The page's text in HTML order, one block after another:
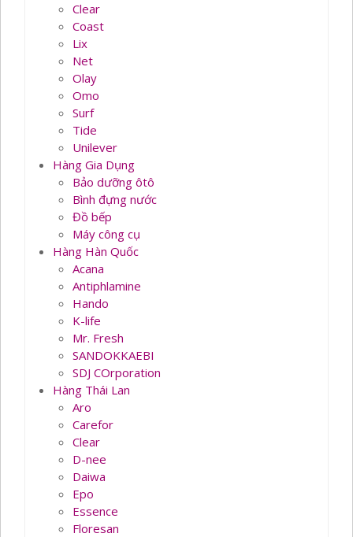
Clear
Coast
Lix
Net
Olay
Omo
Surf
Tide
Unilever
Hàng Gia Dụng
Bảo dưỡng ôtô
Bình đựng nước
Đồ bếp
Máy công cụ
Hàng Hàn Quốc
Acana
Antiphlamine
Hando
K-life
Mr. Fresh
SANDOKKAEBI
SDJ COrporation
Hàng Thái Lan
Aro
Carefor
Clear
D-nee
Daiwa
Epo
Essence
Floresan